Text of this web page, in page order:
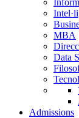
MBA
Data
Admissions